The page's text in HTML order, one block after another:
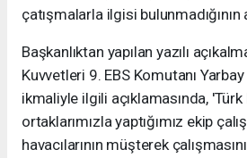
çatışmalarla ilgisi bulunmadığının
Başkanlıktan yapılan yazılı
Kuvvetleri 9. EBS Komutanı
ikmaliyle ilgili açıklamasında,
ortaklarımızla yaptığımız ekip
havacılarının müşterek